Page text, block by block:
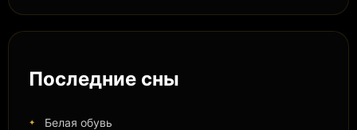
Последние сны
Белая обувь